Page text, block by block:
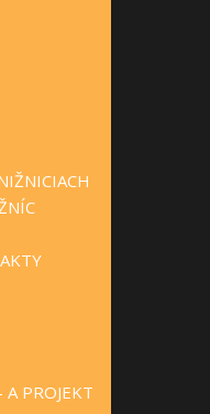
A PROJEKT